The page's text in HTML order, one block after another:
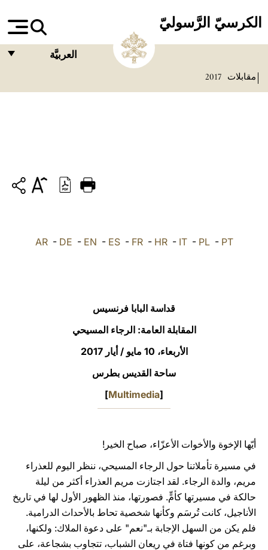
الكرسيّ الرَّسوليّ
العربيَّة
DEUTSCH
العربيّة
مقابلات 2017
AR- DE - EN - ES- FR- HR- IT- PL- PT
قداسة البابا فرنسيس
المقابلة العامة: الرجاء المسيحي
الأربعاء، 10 مايو / أيار 2017‏
ساحة القديس بطرس
[
Multimedia
]
أيّها الإخوة والأخوات الأعزّاء، صباح الخير!
في مسيرة تأملاتنا حول الرجاء المسيحي، ننظر اليوم للعذراء
مريم، والدة الرجاء. لقد اجتازت مريم العذراء أكثر من ليلة
حالكة في مسيرتها كأمٍّ. فصورتها، منذ الظهور الأول لها في تاريخ
الأناجيل، كانت تُرسَم وكأنها شخصية تحاط بالأحداث الدرامية.
فلم يكن من السهل الإجابة بـ"نعم" على دعوة الملاك: ولكنها،
وبرغم من كونها فتاة في ريعان الشباب، تتجاوب بشجاعة، على